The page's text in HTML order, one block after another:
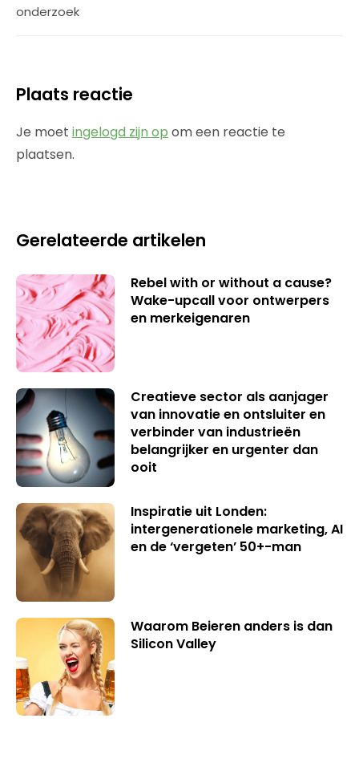
onderzoek
Plaats reactie
Je moet ingelogd zijn op om een reactie te
plaatsen.
Gerelateerde artikelen
Rebel with or without a cause?
Wake-upcall voor ontwerpers
en merkeigenaren
Creatieve sector als aanjager
van innovatie en ontsluiter en
verbinder van industrieën
belangrijker en urgenter dan
ooit
Inspiratie uit Londen:
intergenerationele marketing, AI
en de ‘vergeten’ 50+-man
Waarom Beieren anders is dan
Silicon Valley